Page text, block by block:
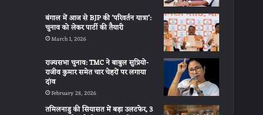
बंगाल में आज से BJP की ‘परिवर्तन यात्रा’:
चुनाव को लेकर पार्टी की तैयारी
March 1, 2026
राज्यसभा चुनाव: TMC ने बाबुल सुप्रियो-
राजीव कुमार समेत चार चेहरों पर लगाया
दांव
February 28, 2026
तमिलनाडु की सियासत में बड़ा उलटफेर, 3